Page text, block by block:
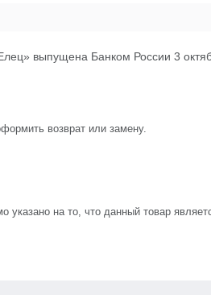
выпущена Банком России 3
возврат или замену.
на то, что данный товар